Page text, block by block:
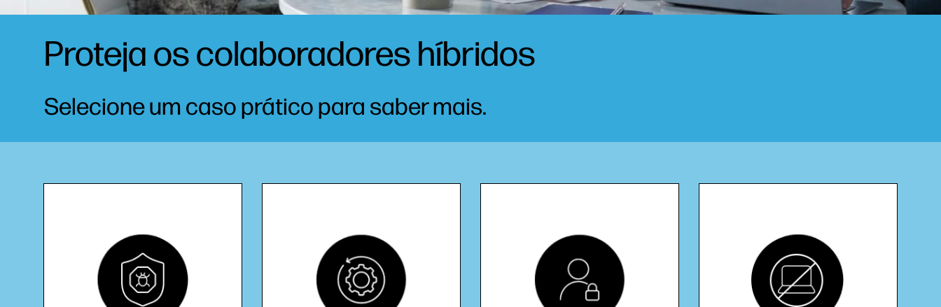
Proteja os colaboradores híbridos
Selecione um caso prático para saber mais.